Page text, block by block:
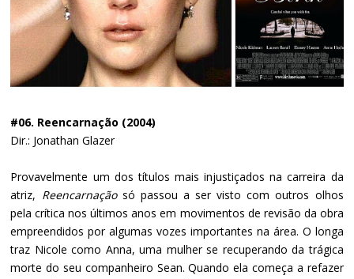
#06. Reencarnação (2004)
Dir.: Jonathan Glazer
Provavelmente um dos títulos mais injustiçados na carreira da
atriz, Reencarnação só passou a ser visto com outros olhos
pela crítica nos últimos anos em movimentos de revisão da obra
empreendidos por algumas vozes importantes na área. O longa
traz Nicole como Anna, uma mulher se recuperando da trágica
morte do seu companheiro Sean. Quando ela começa a refazer